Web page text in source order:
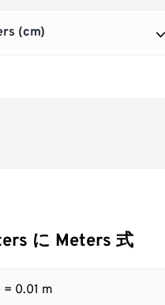
に Meters 式
= 0.01 m